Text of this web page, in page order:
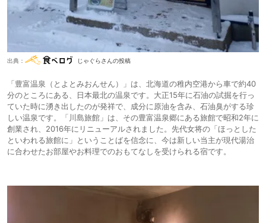
出典： じゃぐらさんの投稿
「豊富温泉（とよとみおんせん）」は、北海道の稚内空港から車で約40
分のところにある、日本最北の温泉です。大正15年に石油の試掘を行っ
ていた時に湧き出したのが発祥で、成分に原油を含み、石油臭がする珍
しい温泉です。「川島旅館」は、その豊富温泉郷にある旅館で昭和2年に
創業され、2016年にリニューアルされました。先代女将の「ほっとした
といわれる旅館に」ということばを信念に、今は新しい当主が現代湯治
に合わせたお部屋やお料理でのおもてなしを受けられる宿です。